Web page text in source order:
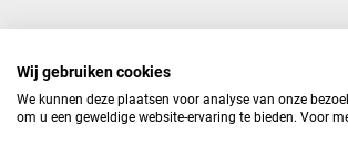
Wij gebruiken cookies
We kunnen deze plaatsen voor analyse van onze
om u een geweldige website-ervaring te bieden. Voor